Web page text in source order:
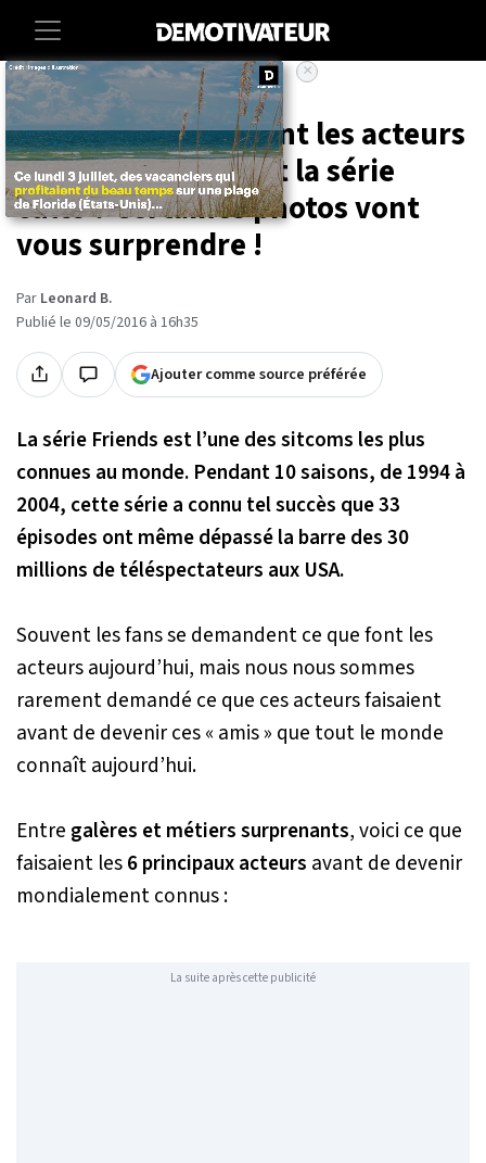
Accueil Entertainment
À quoi ressemblaient les acteurs
de « Friends » avant la série
culte ? Certaines photos vont
vous surprendre !
Par Leonard B.
Publié le 09/05/2016 à 16h35
Ajouter comme source préférée
La série Friends est l’une des sitcoms les plus
connues au monde. Pendant 10 saisons, de 1994 à
2004, cette série a connu tel succès que 33
épisodes ont même dépassé la barre des 30
millions de téléspectateurs aux USA.
Souvent les fans se demandent ce que font les
acteurs aujourd’hui, mais nous nous sommes
rarement demandé ce que ces acteurs faisaient
avant de devenir ces « amis » que tout le monde
connaît aujourd’hui.
Entre galères et métiers surprenants, voici ce que
faisaient les6 principaux acteurs avant de devenir
mondialement connus :
La suite après cette publicité
×